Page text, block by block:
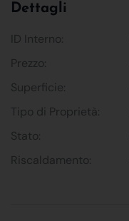
Dettagli
ID Interno:
Prezzo:
Superficie:
Tipo di Proprietà:
Stato:
Riscaldamento: